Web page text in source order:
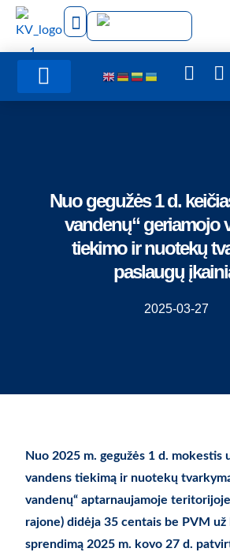
Nuo gegužės 1 d.
vandenų“ geriamojo
tiekimo ir nuotekų
paslaugų
2025-03-27
Nuo 2025 m. gegužės 1 d. mokestis
vandens tiekimą ir nuotekų
vandenų“ aptarnaujamoje
rajone) didėja 35 centais be PVM
sprendimą 2025 m. kovo 27 d.